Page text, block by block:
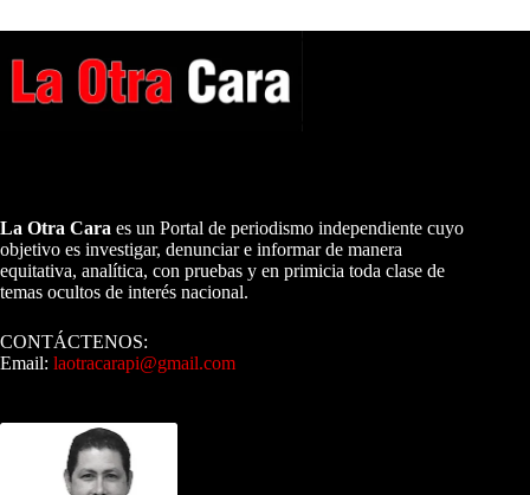
La Otra Cara es un Portal de periodismo independiente cuyo
objetivo es investigar, denunciar e informar de manera
equitativa, analítica, con pruebas y en primicia toda clase de
temas ocultos de interés nacional.
CONTÁCTENOS:
Email: laotracarapi@gmail.com